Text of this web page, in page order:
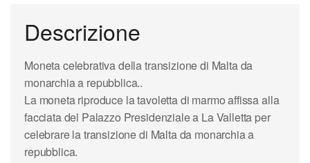
Descrizione
Moneta celebrativa della transizione di Malta da
monarchia a repubblica..
La moneta riproduce la tavoletta di marmo affissa alla
facciata del Palazzo Presidenziale a La Valletta per
celebrare la transizione di Malta da monarchia a
repubblica.